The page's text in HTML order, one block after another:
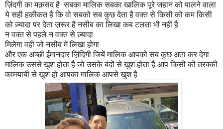
ज़िंदगी का मक़सद है सबका मालिक सबका खालिक पूरे जहान को पालने वाला
ये सही हकीकत है कि वो सबको सब कुछ देता है वक्त से किसी को कम किसी
को ज़्यादा पर देता ज़रूर है नसीब का लिखा कब टलता भी नहीं है
न वक्त से पहले न वक्त से ज़्यादा
मिलेगा वही जो नसीब में लिखा होगा
और एक अच्छी ईमानदार ज़िंदिगी जियें मालिक आपको सब कुछ अता कर देगा
मालिक उससे खुश होता है जो उसके बंदों से खुश होता है आप किसी की तरक्की
कामयाबी से खुश हो आपका मालिक आपसे खुश है